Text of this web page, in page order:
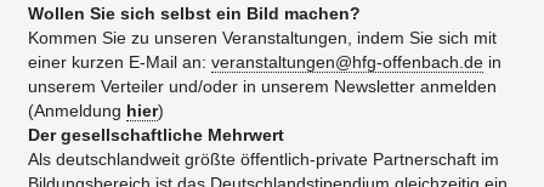
Wollen Sie sich selbst ein Bild machen?
Kommen Sie zu unseren Veranstaltungen, indem Sie sich mit
einer kurzen E-Mail an: veranstaltungen@hfg-offenbach.de in
unserem Verteiler und/oder in unserem Newsletter anmelden
(Anmeldung hier)
Der gesellschaftliche Mehrwert
Als deutschlandweit größte öffentlich-private Partnerschaft im